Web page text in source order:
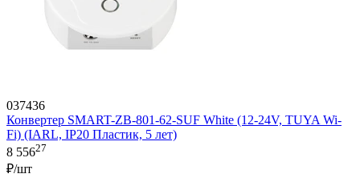
037436
Конвертер SMART-ZB-801-62-SUF White (12-24V, TUYA Wi-
Fi) (IARL, IP20 Пластик, 5 лет)
8 55627
₽/шт